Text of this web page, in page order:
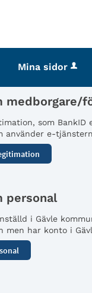
Mina sidor
som
använder e-
personal
i Gävle
men har konto i